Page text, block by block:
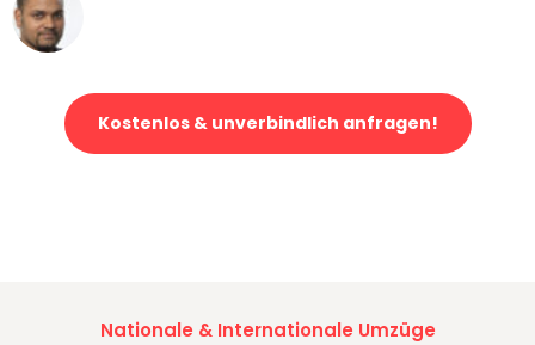
Kostenlos & unverbindlich anfragen!
Nationale & Internationale Umzüge